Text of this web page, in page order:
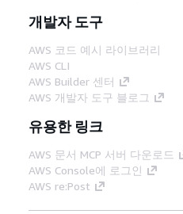
개발자 도구
AWS 코드 예시 라이브러리
AWS CLI
AWS Builder 센터
AWS 개발자 도구 블로그
유용한 링크
AWS 문서 MCP 서버 다운로드
AWS Console에 로그인
AWS re:Post